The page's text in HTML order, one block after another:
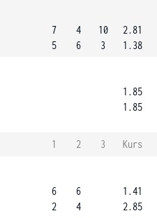
7
5
4
6
10
3
2.81
1.38
1.85
1.85
1 2 3
Kurs
6
2
6
4
1.41
2.85